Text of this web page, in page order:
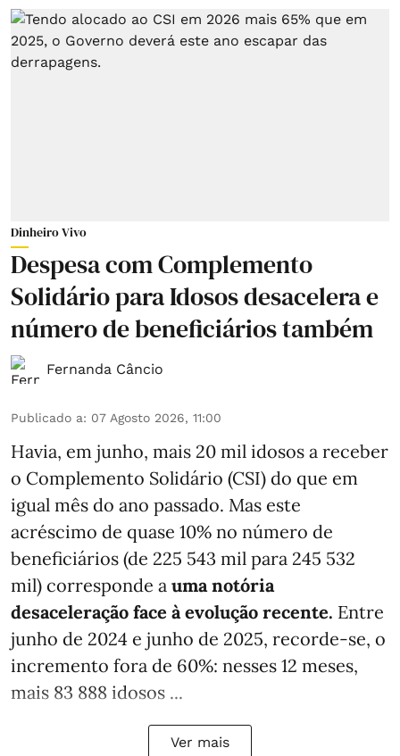
Dinheiro Vivo
Despesa com Complemento
Solidário para Idosos desacelera e
número de beneficiários também
Fernanda Câncio
Publicado a: 07 Agosto 2026, 11:00
Havia, em junho, mais 20 mil idosos a receber
o Complemento Solidário (CSI) do que em
igual mês do ano passado. Mas este
acréscimo de quase 10% no número de
beneficiários (de 225 543 mil para 245 532
mil) corresponde a uma notória
desaceleração face à evolução recente. Entre
junho de 2024 e junho de 2025, recorde-se, o
incremento fora de 60%: nesses 12 meses,
mais 83 888 idosos ...
Ver mais